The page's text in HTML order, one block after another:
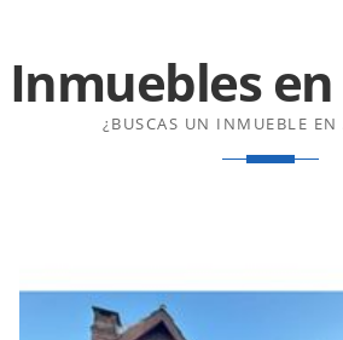
Inmuebles
¿BUSCAS UN INMUEBLE EN